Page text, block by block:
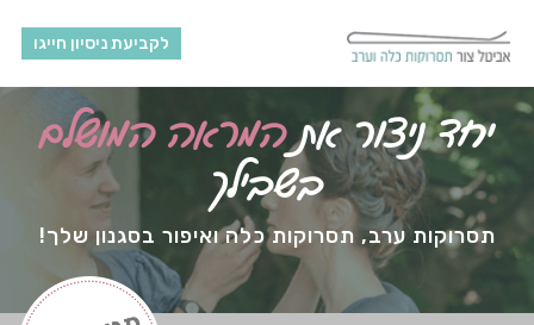
לקביעת ניסיון חייגו
יחד ניצור אתהמראה המושלם
בשבילך
תסרוקות ערב, תסרוקות כלה ואיפור בסגנון שלך!